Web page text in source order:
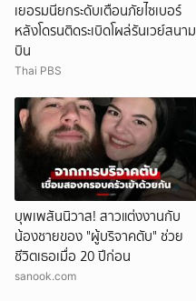
เยอรมนียกระดับเตือนภัยไซเบอร์
หลังโดรนติดระเบิดโผล่รันเวย์สนาม
บิน
Thai PBS
บุพเพสันนิวาส! สาวแต่งงานกับ
น้องชายของ "ผู้บริจาคตับ" ช่วย
ชีวิตเธอเมื่อ 20 ปีก่อน
sanook.com